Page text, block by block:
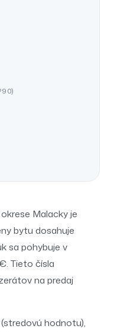
Malackyje
bytu dosahuje
sa pohybuje v
. Tieto čísla
na predaj
hodnotu),